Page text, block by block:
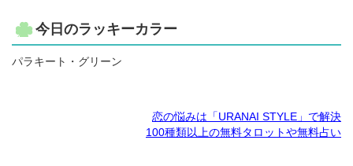
今日のラッキーカラー
パラキート・グリーン
恋の悩みは「URANAI STYLE」で解決
100種類以上の無料タロットや無料占い